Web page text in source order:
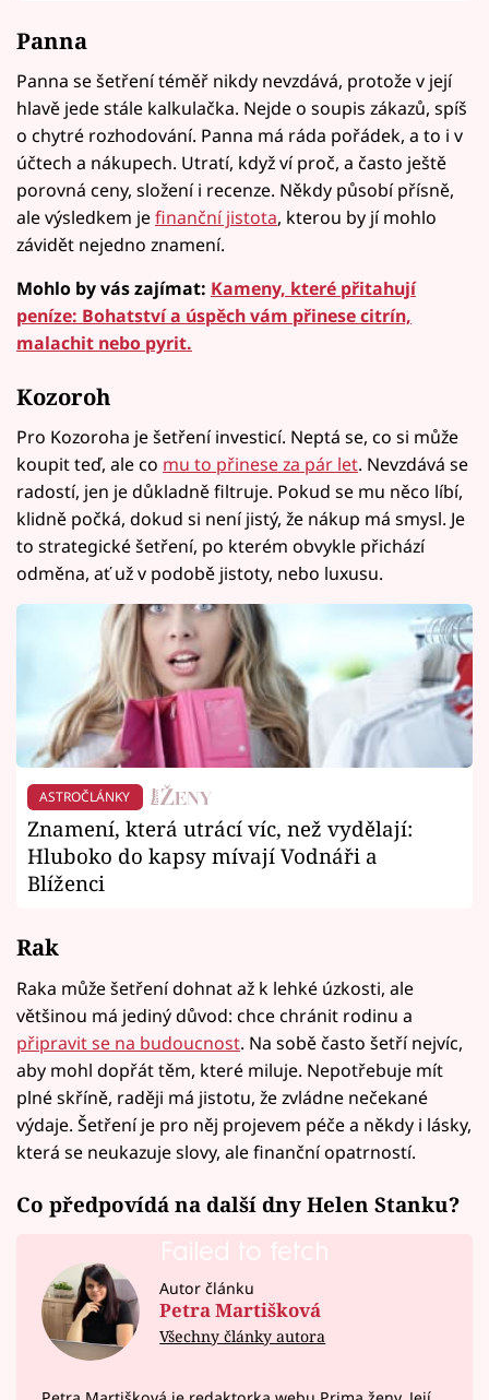
Panna
Panna se šetření téměř nikdy nevzdává, protože v její
hlavě jede stále kalkulačka. Nejde o soupis zákazů, spíš
o chytré rozhodování. Panna má ráda pořádek, a to i v
účtech a nákupech. Utratí, když ví proč, a často ještě
porovná ceny, složení i recenze. Někdy působí přísně,
ale výsledkem jefinanční jistota, kterou by jí mohlo
závidět nejedno znamení.
Mohlo by vás zajímat: Kameny, které přitahují
peníze: Bohatství a úspěch vám přinese citrín,
malachit nebo pyrit.
Kozoroh
Pro Kozoroha je šetření investicí. Neptá se, co si může
koupit teď, ale co mu to přinese za pár let. Nevzdává se
radostí, jen je důkladně filtruje. Pokud se mu něco líbí,
klidně počká, dokud si není jistý, že nákup má smysl. Je
to strategické šetření, po kterém obvykle přichází
odměna, ať už v podobě jistoty, nebo luxusu.
ASTROČLÁNKY
Znamení, která utrácí víc, než vydělají:
Hluboko do kapsy mívají Vodnáři a
Blíženci
Rak
Raka může šetření dohnat až k lehké úzkosti, ale
většinou má jediný důvod: chce chránit rodinu a
připravit se na budoucnost. Na sobě často šetří nejvíc,
aby mohl dopřát těm, které miluje. Nepotřebuje mít
plné skříně, raději má jistotu, že zvládne nečekané
výdaje. Šetření je pro něj projevem péče a někdy i lásky,
která se neukazuje slovy, ale finanční opatrností.
Co předpovídá na další dny Helen Stanku?
Failed to fetch
Autor článku
Petra Martišková
Všechny články autora